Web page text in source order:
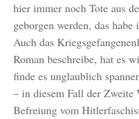
hier immer noch Tote aus
geborgen werden, das
Auch das
Roman beschreibe, hat es
finde es unglaublich
– in diesem Fall der Zweite
Befreiung vom